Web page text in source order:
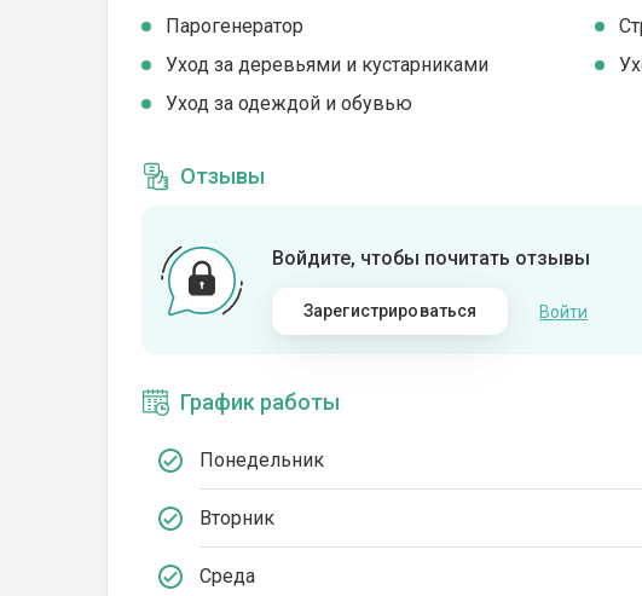
Парогенератор
Уход за деревьями и кустарниками
Уход за одеждой и обувью
Отзывы
Войдите, чтобы почитать отзывы
Зарегистрироваться Войти
График работы
Понедельник
Вторник
Среда